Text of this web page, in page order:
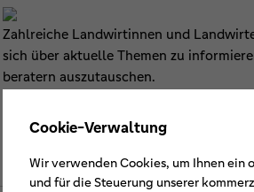
Zahlreiche Landwirtinnen und
sich über aktuelle Themen zu
beratern auszutauschen.
Cookie-Verwaltung
Wir verwenden Cookies, um Ihnen
und für die Steuerung unserer